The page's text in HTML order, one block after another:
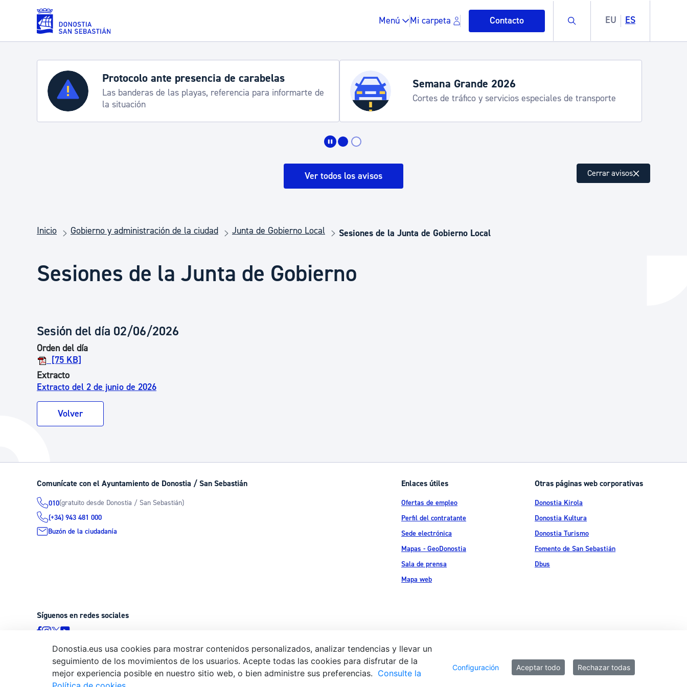
Saltar al contenido principal
Menú Mi carpeta Contacto Buscar EU ES
Servicios
Padrón y asuntos personales
Espacio público, residuos y medioambiente
Seguridad ciudadana y emergencias Euskera
Salud Pública, animales y consumo
Participación ciudadana y asociacionismo
Deporte
La ciudad ahora
Descubre la ciudad
La ciudad futura
Noticias
Tablón de anuncios oficiales
Calendario fiscal
Ayuda a la tramitación
Protocolo ante presencia de carabelas
Las banderas de las playas, referencia para informarte de
la situación
Semana Grande 2026
Cortes de tráfico y servicios especiales de transporte
Ver todos los avisos Cerrar avisos
Inicio Gobierno y administración de la ciudad Junta de Gobierno Local Sesiones de la Junta de Gobierno Local
Sesiones de la Junta de Gobierno
Sesión del día 02/06/2026
Orden del día
[75 KB]
Extracto
Extracto del 2 de junio de 2026
Volver
Comunícate con el Ayuntamiento de Donostia / San Sebastián
010(gratuito desde Donostia / San Sebastián)
(+34) 943 481 000
Buzón de la ciudadanía
Enlaces útiles
Ofertas de empleo
Perfil del contratante
Sede electrónica
Mapas - GeoDonostia
Sala de prensa
Mapa web
Otras páginas web corporativas
Donostia Kirola
Donostia Kultura
Donostia Turismo
Fomento de San Sebastián
Dbus
Síguenos en redes sociales
© Donostiako Udala - Ayuntamiento de Donostia / San Sebastián Ijentea 1,
20003 Donostia / San Sebastián
Aviso legal Política de privacidad Política de cookies Declaración de accesibilidad
Donostia.eus usa cookies para mostrar contenidos personalizados, analizar tendencias y llevar un
seguimiento de los movimientos de los usuarios. Acepte todas las cookies para disfrutar de la
mejor experiencia posible en nuestro sitio web, o bien administre sus preferencias. Consulte la
Configuración Aceptar todo Rechazar todas